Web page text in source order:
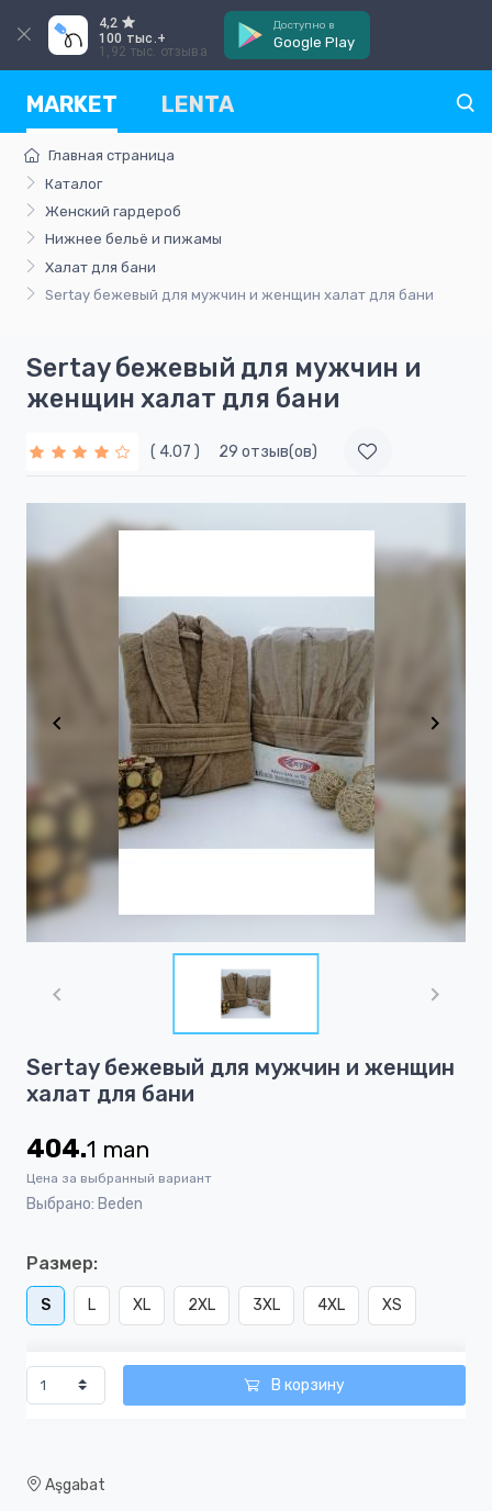
4,2
100 тыс.+
1,92 тыс. отзыва
Доступно в
Google Play
MARKET LENTA
Главная страница
Каталог
Женский гардероб
Нижнее бельё и пижамы
Халат для бани
Sertay бежевый для мужчин и женщин халат для бани
Sertay бежевый для мужчин и
женщин халат для бани
( 4.07 ) 29 отзыв(ов)
1
of
Sertay бежевый для мужчин и женщин
халат для бани
404.1 man
Цена за выбранный вариант
Выбрано: Beden
Размер:
S L XL 2XL 3XL 4XL XS
В корзину
Aşgabat